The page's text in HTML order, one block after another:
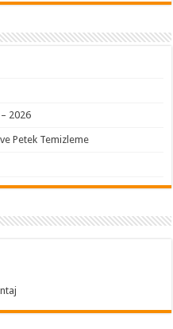
2026
Petek Temizleme